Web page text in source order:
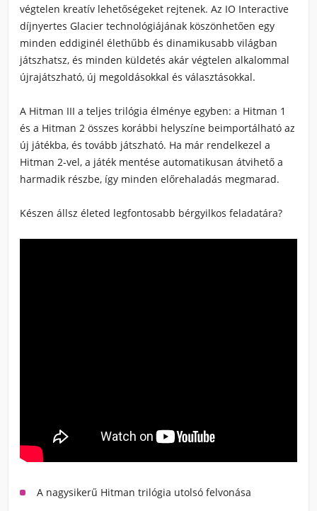
végtelen kreatív lehetőségeket rejtenek. Az IO Interactive
díjnyertes Glacier technológiájának köszönhetően egy
minden eddiginél élethűbb és dinamikusabb világban
játszhatsz, és minden küldetés akár végtelen alkalommal
újrajátszható, új megoldásokkal és választásokkal.
A Hitman III a teljes trilógia élménye egyben: a Hitman 1
és a Hitman 2 összes korábbi helyszíne beimportálható az
új játékba, és tovább játszható. Ha már rendelkezel a
Hitman 2-vel, a játék mentése automatikusan átvihető a
harmadik részbe, így minden előrehaladás megmarad.
Készen állsz életed legfontosabb bérgyilkos feladatára?
A nagysikerű Hitman trilógia utolsó felvonása